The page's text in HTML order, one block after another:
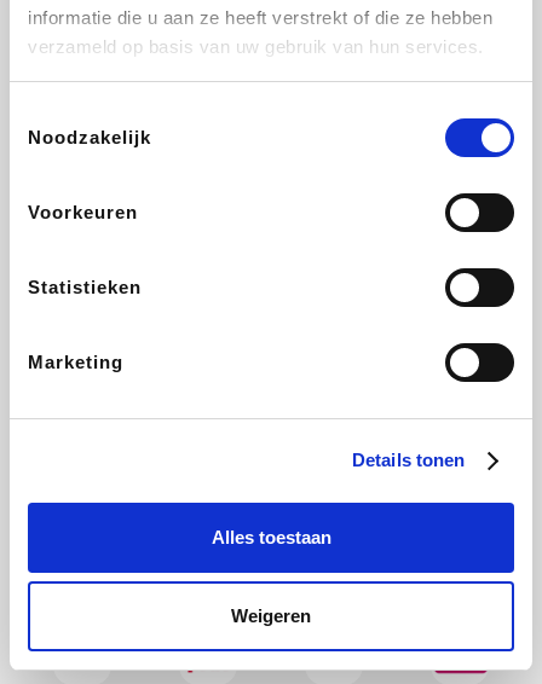
informatie die u aan ze heeft verstrekt of die ze hebben
verzameld op basis van uw gebruik van hun services.
Noodzakelijk
Voorkeuren
Statistieken
Marketing
Details tonen
Alles toestaan
Weigeren
Weekendesk Sarenza Schiesser Interhome
Lufthansa
CheapTickets.be DeubaXXL
Samsung Delonghi Tennis Point My Jewellery